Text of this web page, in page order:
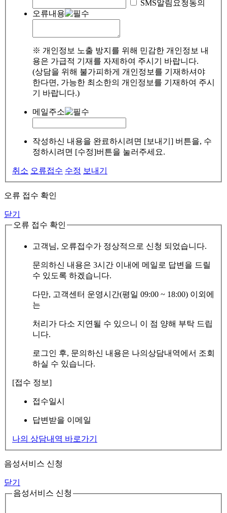
SMS알림요청동의
오류내용
※ 개인정보 노출 방지를 위해 민감한 개인정보 내
용은 가급적 기재를 자제하여 주시기 바랍니다.
(상담을 위해 불가피하게 개인정보를 기재하셔야
한다면, 가능한 최소한의 개인정보를 기재하여 주시
기 바랍니다.)
메일주소
작성하신 내용을 완료하시려면 [보내기] 버튼을, 수
정하시려면 [수정]버튼을 눌러주세요.
취소 오류접수 수정 보내기
오류 접수 확인
닫기
오류 접수 확인
고객님, 오류접수가 정상적으로 신청 되었습니다.
문의하신 내용은 3시간 이내에 메일로 답변을 드릴
수 있도록 하겠습니다.
다만, 고객센터 운영시간(평일 09:00 ~ 18:00) 이외에
는
처리가 다소 지연될 수 있으니 이 점 양해 부탁 드립
니다.
로그인 후, 문의하신 내용은 나의상담내역에서 조회
하실 수 있습니다.
[접수 정보]
접수일시
답변받을 이메일
나의 상담내역 바로가기
음성서비스 신청
닫기
음성서비스 신청